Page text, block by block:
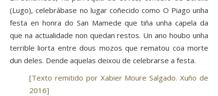
(Lugo), celebrábase no lugar coñecido como O Piago unha
festa en honra do San Mamede que tiña unha capela da
que na actualidade non quedan restos. Un ano houbo unha
terrible liorta entre dous mozos que rematou coa morte
dun deles. Dende aquelas deixou de celebrarse a festa.
[Texto remitido por Xabier Moure Salgado. Xuño de
2016]